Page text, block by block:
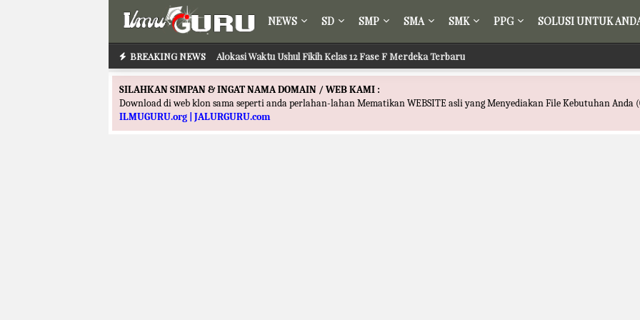
NEWS SD SMP SMA SMK PPG SOLUSI UNTUK
BREAKING NEWS Alokasi Waktu Ushul Fikih Kelas 12 Fase F Merdeka Terbaru
Alokasi Waktu Ilmu Tafsir Kelas 12 Fase F Merdeka Terbaru
SILAHKAN SIMPAN & INGAT NAMA DOMAIN / WEB KAMI :
Download di web klon sama seperti anda perlahan-lahan Mematikan WEBSITE asli yang Menyediakan File Kebutuhan Anda
ILMUGURU.org | JALURGURU.com